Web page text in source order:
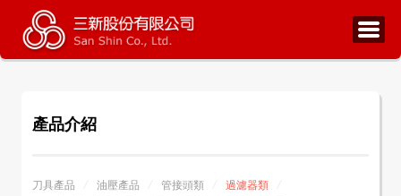
產品介紹
刀具產品 油壓產品 管接頭類
過濾器類